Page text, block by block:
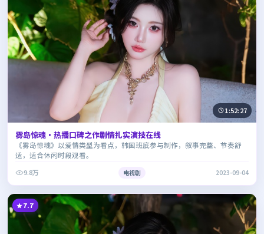
1:52:27
雾岛惊魂·热播口碑之作剧情扎实演技在线
《雾岛惊魂》以爱情类型为看点，韩国班底参与制作，叙事完整、节奏舒
适，适合休闲时段观看。
9.8万
电视剧 2023-09-04
7.7